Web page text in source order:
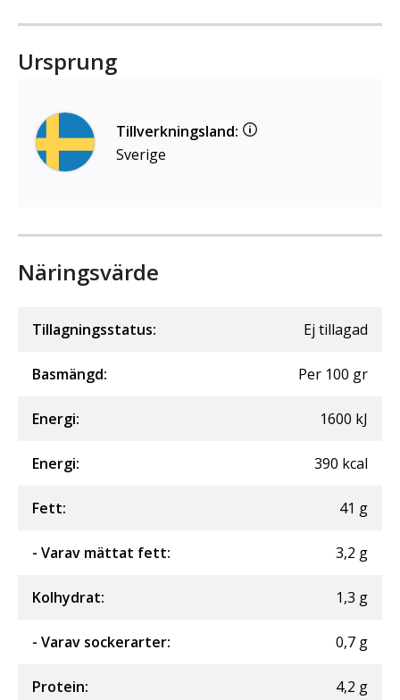
Ursprung
Tillverkningsland:
Sverige
Näringsvärde
Tillagningsstatus: Ej tillagad
Basmängd: Per 100 gr
Energi: 1600 kJ
Energi: 390 kcal
Fett: 41 g
- Varav mättat fett: 3,2 g
Kolhydrat: 1,3 g
- Varav sockerarter: 0,7 g
Protein: 4,2 g